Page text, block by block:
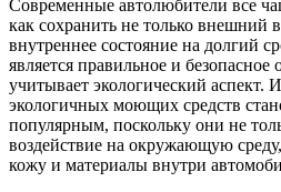
Современные автолюбители все
как сохранить не только внешний
внутреннее состояние на долгий
является правильное и
учитывает экологический аспект.
экологичных моющих средств
популярным, поскольку они не
воздействие на окружающую
кожу и материалы внутри